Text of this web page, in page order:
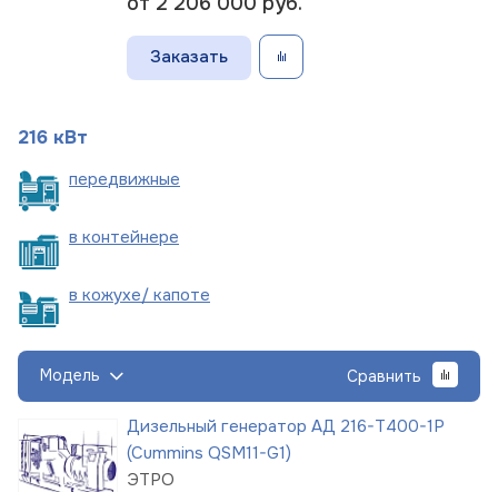
Заказать
216 кВт
передвижные
в контейнере
в кожухе/ капоте
Модель Сравнить
Дизельный генератор АД 216-Т400-1Р
(Cummins QSM11-G1)
ЭТРО